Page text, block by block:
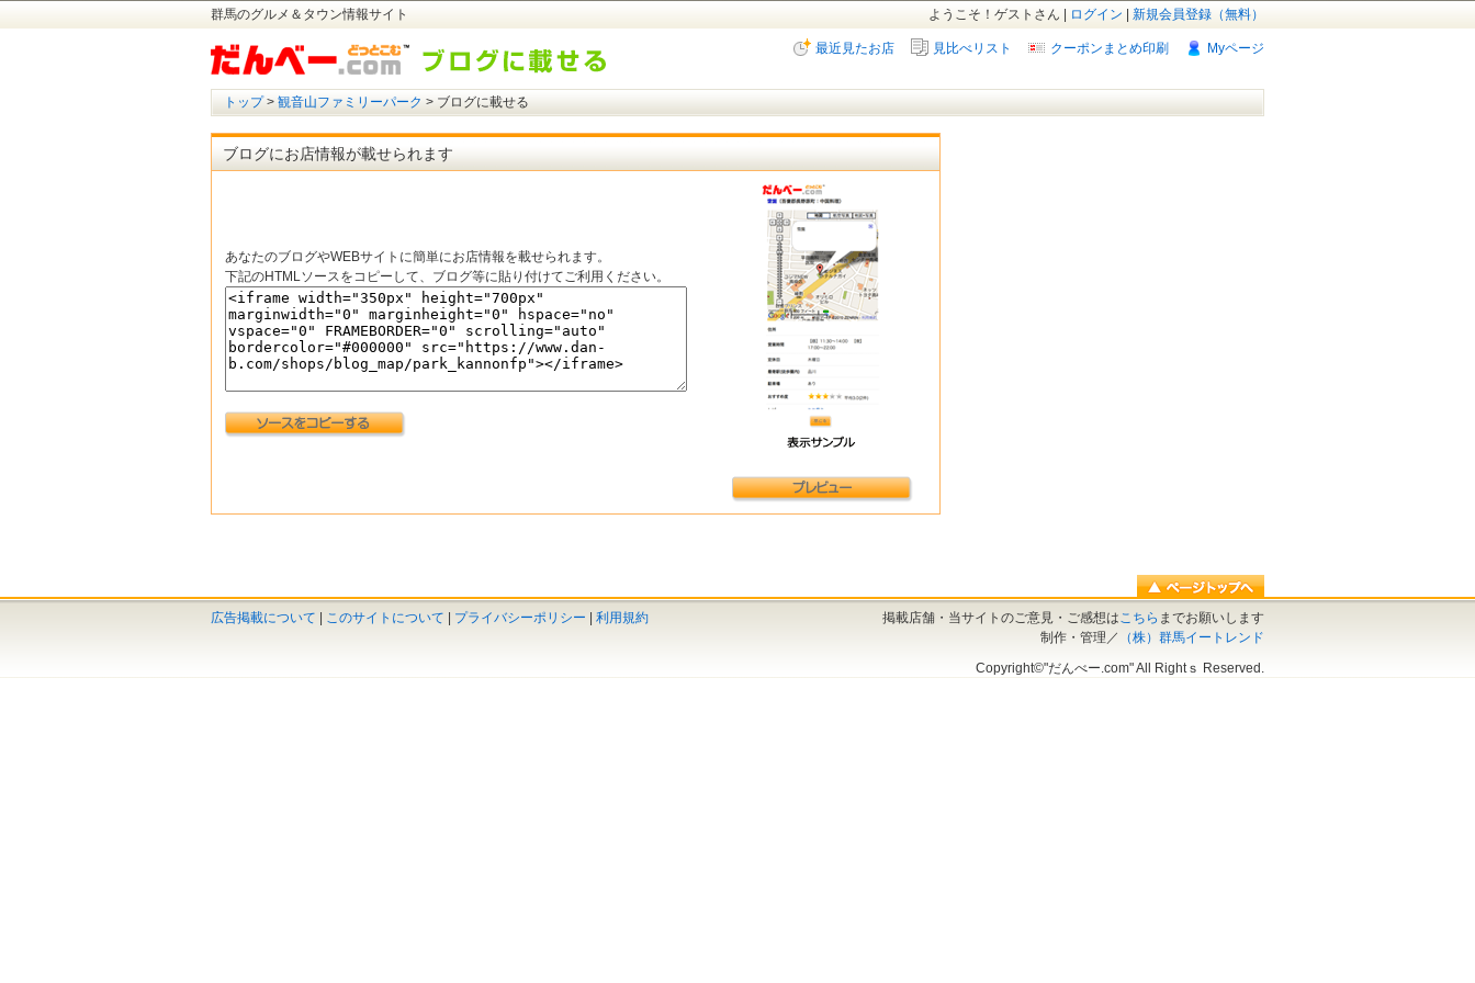
群馬のグルメ＆タウン情報サイト 新規会員登録（無料）
ログイン
ようこそ！ゲストさん |
Myページ
クーポンまとめ印刷
見比べリスト
最近見たお店
トップ> 観音山ファミリーパーク > ブログに載せる
ブログにお店情報が載せられます
あなたのブログやWEBサイトに簡単にお店情報を載せられます。
下記のHTMLソースをコピーして、ブログ等に貼り付けてご利用ください。
広告掲載について このサイトについて プライバシーポリシー 利用規約 掲載店舗・当サイトのご意見・ご感想はこちら までお願いします
制作・管理／
（株）群馬イートレンド
Copyright©"だんべー.com" All Rightｓ Reserved.